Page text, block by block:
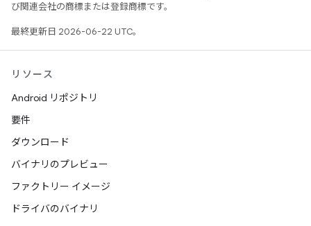
び関連会社の商標または登録商標です。
最終更新日 2026-06-22 UTC。
リソース
Android リポジトリ
要件
ダウンロード
バイナリのプレビュー
ファクトリー イメージ
ドライバのバイナリ